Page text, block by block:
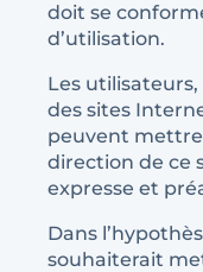
doit se
d’utilisation.
Les
des sites
peuvent
direction de ce
expresse et
Dans
souhaiterait